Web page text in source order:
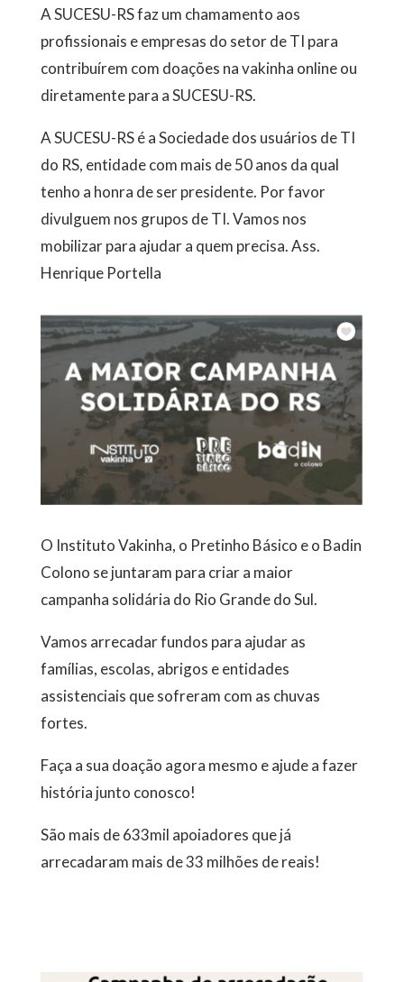
A SUCESU-RS faz um chamamento aos
profissionais e empresas do setor de TI para
contribuírem com doações na vakinha online ou
diretamente para a SUCESU-RS.
A SUCESU-RS é a Sociedade dos usuários de TI
do RS, entidade com mais de 50 anos da qual
tenho a honra de ser presidente. Por favor
divulguem nos grupos de TI. Vamos nos
mobilizar para ajudar a quem precisa. Ass.
Henrique Portella
O Instituto Vakinha, o Pretinho Básico e o Badin
Colono se juntaram para criar a maior
campanha solidária do Rio Grande do Sul.
Vamos arrecadar fundos para ajudar as
famílias, escolas, abrigos e entidades
assistenciais que sofreram com as chuvas
fortes.
Faça a sua doação agora mesmo e ajude a fazer
história junto conosco!
São mais de 633mil apoiadores que já
arrecadaram mais de 33 milhões de reais!